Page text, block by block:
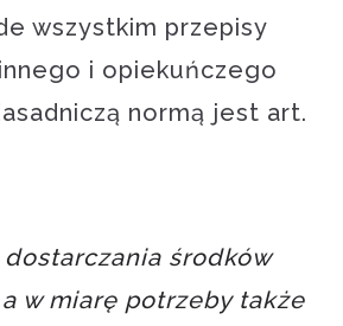
wszystkim przepisy
i opiekuńczego
normą jest art.
dostarczania środków
w miarę potrzeby także